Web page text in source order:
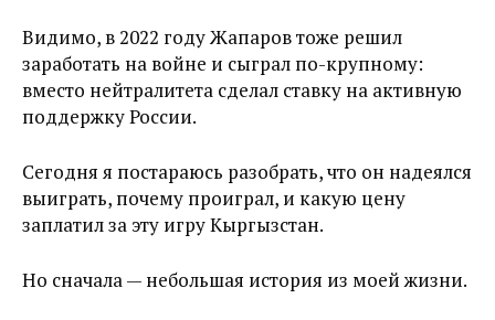
Видимо, в 2022 году Жапаров тоже решил
заработать на войне и сыграл по-крупному:
вместо нейтралитета сделал ставку на активную
поддержку России.
Сегодня я постараюсь разобрать, что он надеялся
выиграть, почему проиграл, и какую цену
заплатил за эту игру Кыргызстан.
Но сначала — небольшая история из моей жизни.